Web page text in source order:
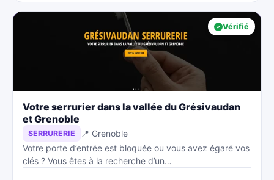
Vérifié
Votre serrurier dans la vallée du Grésivaudan
et Grenoble
SERRURERIE
📍 Grenoble
Votre porte d’entrée est bloquée ou vous avez égaré vos
clés ? Vous êtes à la recherche d’un…